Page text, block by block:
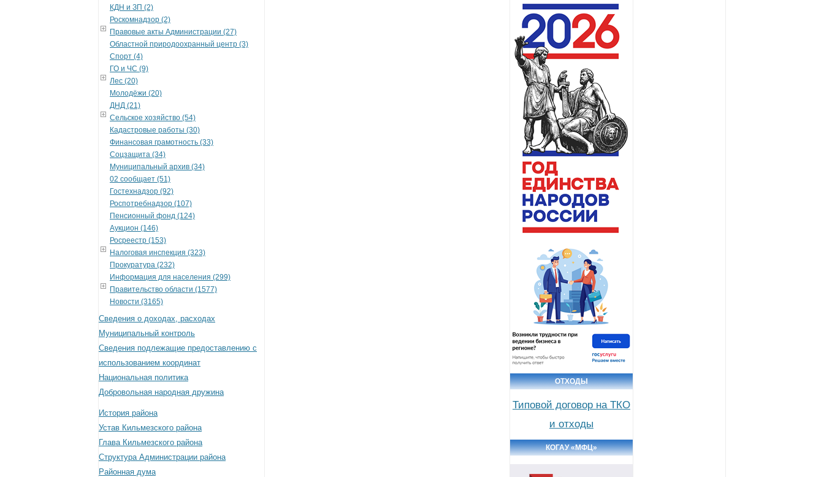
КДН и ЗП (2)
Роскомнадзор (2)
Правовые акты Администрации (27)
Областной природоохранный центр (3)
Спорт (4)
ГО и ЧС (9)
Лес (20)
Молодёжи (20)
ДНД (21)
Сельское хозяйство (54)
Кадастровые работы (30)
Финансовая грамотность (33)
Соцзащита (34)
Муниципальный архив (34)
02 сообщает (51)
Гостехнадзор (92)
Роспотребнадзор (107)
Пенсионный фонд (124)
Аукцион (146)
Росреестр (153)
Налоговая инспекция (323)
Прокуратура (232)
Информация для населения (299)
Правительство области (1577)
Новости (3165)
Сведения о доходах, расходах
Муниципальный контроль
Сведения подлежащие предоставлению с
использованием координат
Национальная политика
Добровольная народная дружина
История района
Устав Кильмезского района
Глава Кильмезского района
Структура Администрации района
Районная дума
ОТХОДЫ
Типовой договор на ТКО
и отходы
КОГАУ «МФЦ»